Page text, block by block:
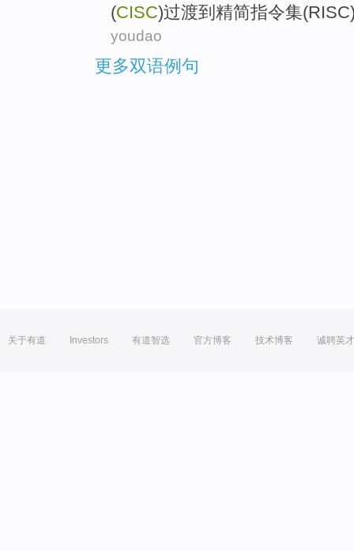
(CISC)过渡到 精简指令集(RISC
youdao
更多双语例句
关于有道 Investors 有道智选 官方博客 技术博客 诚聘英才